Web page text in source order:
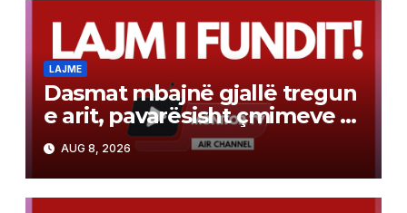
LAJME
Dasmat mbajnë gjallë tregun
e arit, pavarësisht çmimeve të
larta
AUG 8, 2026